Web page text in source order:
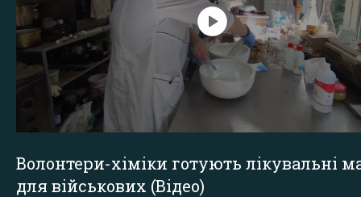
Волонтери-хіміки готують лікувальні
для військових (Відео)